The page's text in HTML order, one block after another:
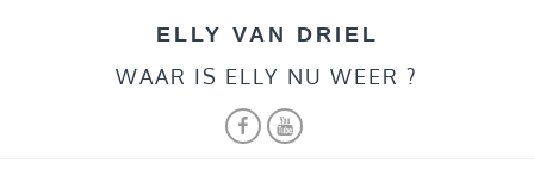
ELLY VAN DRIEL
WAAR IS ELLY NU WEER ?
FACEBOOK
YOUTUBE